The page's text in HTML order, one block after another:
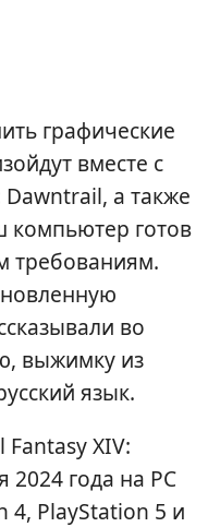
графические
вместе с
а также
компьютер готов
требованиям.
во
выжимку из
язык.
XIV:
2024 года на PC
4, PlayStation 5 и